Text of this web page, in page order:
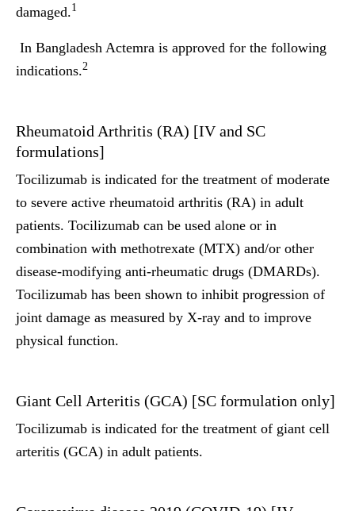
damaged.1
In Bangladesh Actemra is approved for the following
indications.2
Rheumatoid Arthritis (RA) [IV and SC
formulations]
Tocilizumab is indicated for the treatment of moderate
to severe active rheumatoid arthritis (RA) in adult
patients. Tocilizumab can be used alone or in
combination with methotrexate (MTX) and/or other
disease-modifying anti-rheumatic drugs (DMARDs).
Tocilizumab has been shown to inhibit progression of
joint damage as measured by X-ray and to improve
physical function.
Giant Cell Arteritis (GCA) [SC formulation only]
Tocilizumab is indicated for the treatment of giant cell
arteritis (GCA) in adult patients.